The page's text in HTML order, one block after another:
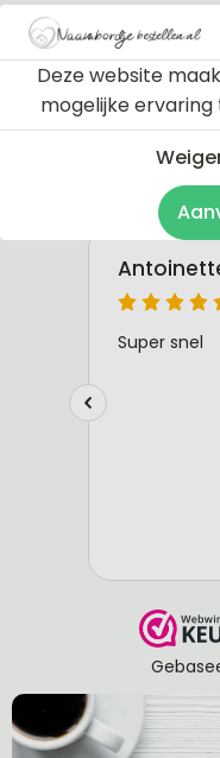
Bekijk de instructie
Deze website
mogelijke